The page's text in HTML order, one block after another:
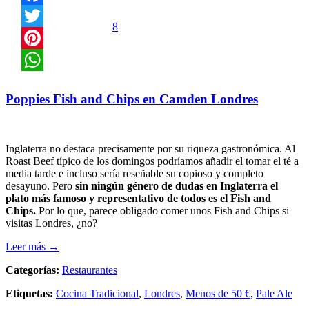
Facebook
Twitter
Pinterest
8
Poppies Fish and Chips en Camden Londres
Inglaterra no destaca precisamente por su riqueza gastronómica. Al
Roast Beef típico de los domingos podríamos añadir el tomar el té a
media tarde e incluso sería reseñable su copioso y completo
desayuno. Pero sin ningún género de dudas en Inglaterra el
plato más famoso y representativo de todos es el Fish and
Chips. Por lo que, parece obligado comer unos Fish and Chips si
visitas Londres, ¿no?
Leer más →
Categorías: Restaurantes
Etiquetas: Cocina Tradicional, Londres, Menos de 50 €, Pale Ale